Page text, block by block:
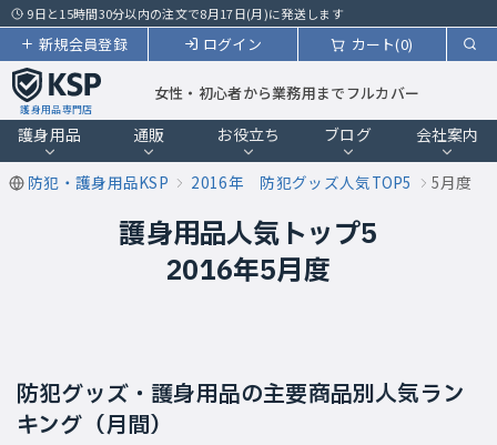
9日と15時間30分以内の注文で8月17日(月)に発送します
カート(0)
ログイン
新規会員登録
護身用品専門店
女性・初心者から業務用までフルカバー
護身用品 通販 お役立ち ブログ 会社案内
防犯・護身用品KSP 2016年 防犯グッズ人気TOP5 5月度
護身用品人気トップ5
2016年5月度
防犯グッズ・護身用品の主要商品別人気ラン
キング（月間）